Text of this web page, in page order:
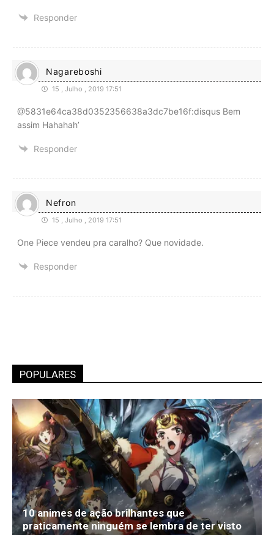
Responder
Nagareboshi
15 , Julho , 2019 17:51
@5831e64ca38d0352356638a3dc7be16f:disqus Bem
assim Hahahah’
Responder
Nefron
15 , Julho , 2019 17:51
One Piece vendeu pra caralho? Que novidade.
Responder
POPULARES
10 animes de ação brilhantes que
praticamente ninguém se lembra de ter visto